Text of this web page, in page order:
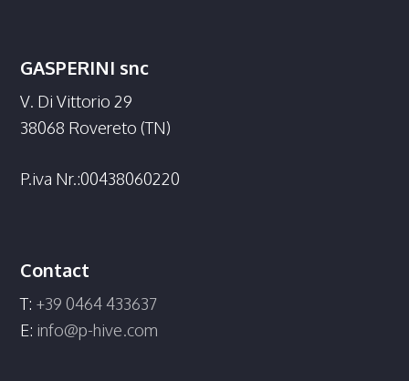
GASPERINI snc
V. Di Vittorio 29
38068 Rovereto (TN)
P.iva Nr.:00438060220
Contact
T: +39 0464 433637
E: info@p-hive.com